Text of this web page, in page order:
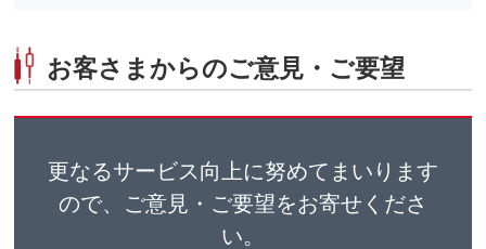
お客さまからのご意見・ご要望
更なるサービス向上に努めてまいります
ので、ご意見・ご要望をお寄せくださ
い。